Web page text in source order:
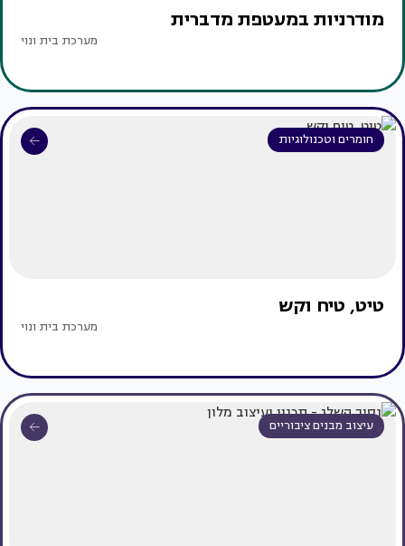
מודרניות במעטפת מדברית
מערכת בית ונוי
חומרים וטכנולוגיות
טיט, טיח וקש
מערכת בית ונוי
עיצוב מבנים ציבוריים